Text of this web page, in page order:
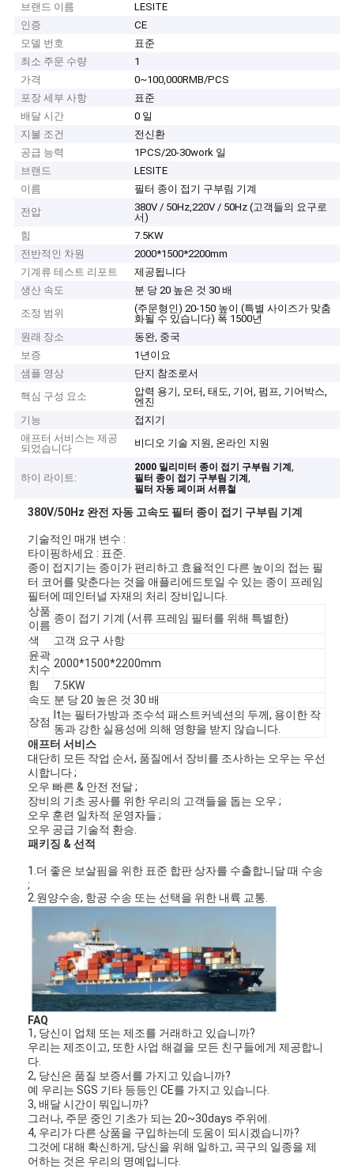
집
브랜드 이름
LESITE
인증
CE
모델 번호
표준
최소 주문 수량
1
가격
0~100,000RMB/PCS
포장 세부 사항
표준
배달 시간
0 일
지불 조건
전신환
공급 능력
1PCS/20-30work 일
브랜드
LESITE
이름
필터 종이 접기 구부림 기계
전압
380V / 50Hz,220V / 50Hz (고객들의 요구로
서)
힘
7.5KW
전반적인 차원
2000*1500*2200mm
기계류 테스트 리포트
제공됩니다
생산 속도
분 당 20 높은 것 30 배
조정 범위
(주문형인) 20-150 높이 (특별 사이즈가 맞춤
화될 수 있습니다) 폭 1500년
원래 장소
동완, 중국
보증
1년이요
샘플 영상
단지 참조로서
핵심 구성 요소
압력 용기, 모터, 태도, 기어, 펌프, 기어박스,
엔진
기능
접지기
애프터 서비스는 제공
되었습니다
비디오 기술 지원, 온라인 지원
하이 라이트:
2000 밀리미터 종이 접기 구부림 기계,
필터 종이 접기 구부림 기계,
필터 자동 페이퍼 서류철
380V/50Hz 완전 자동 고속도 필터 종이 접기 구부림 기계
기술적인 매개 변수 :
타이핑하세요 : 표준.
종이 접지기는 종이가 편리하고 효율적인 다른 높이의 접는 필
터 코어를 맞춘다는 것을 애플리에드토일 수 있는 종이 프레임
필터에 떼인터널 자재의 처리 장비입니다.
상품
이름
종이 접기 기계 (서류 프레임 필터를 위해 특별한)
색
고객 요구 사항
윤곽
치수 2000*1500*2200mm
힘
7.5KW
속도 분 당 20 높은 것 30 배
장점
lt는 필터가방과 조수석 패스트커넥션의 두께, 용이한 작
동과 강한 실용성에 의해 영향을 받지 않습니다.
애프터 서비스
대단히 모든 작업 순서, 품질에서 장비를 조사하는 오우는 우선
시합니다 ;
오우 빠른 & 안전 전달 ;
장비의 기초 공사를 위한 우리의 고객들을 돕는 오우 ;
오우 훈련 일차적 운영자들 ;
오우 공급 기술적 환승.
패키징 & 선적
1.더 좋은 보살핌을 위한 표준 합판 상자를 수출합니달 때 수송
;
2.원양수송, 항공 수송 또는 선택을 위한 내륙 교통.
FAQ
1, 당신이 업체 또는 제조를 거래하고 있습니까?
우리는 제조이고, 또한 사업 해결을 모든 친구들에게 제공합니
다.
2, 당신은 품질 보증서를 가지고 있습니까?
예 우리는 SGS 기타 등등인 CE를 가지고 있습니다.
3, 배달 시간이 뭐입니까?
그러나, 주문 중인 기초가 되는 20~30days 주위에.
4, 우리가 다른 상품을 구입하는데 도움이 되시겠습니까?
그것에 대해 확신하게, 당신을 위해 일하고, 곡구의 일종을 제
어하는 것은 우리의 명예입니다.